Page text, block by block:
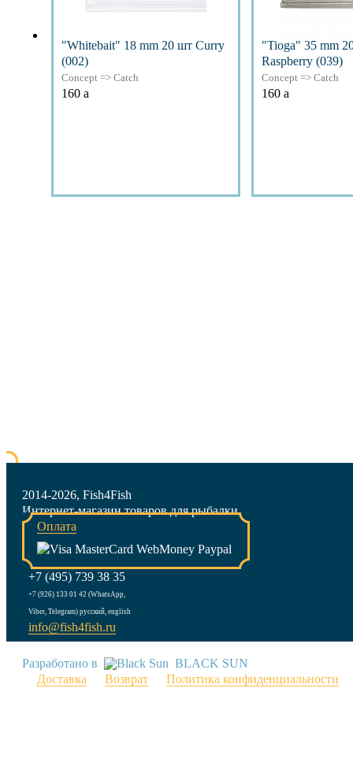
"Whitebait" 18 mm 20 шт Curry
(002)
Concept => Catch
160 a
"Tioga" 35 mm
Raspberry (039)
Concept => Catch
160 a
2014-2026, Fish4Fish
Интернет-магазин товаров для рыбалки
Оплата
+7 (495) 739 38 35
+7 (926) 133 01 42 (WhatsApp,
Viber, Telegram) русский, english
info@fish4fish.ru
Разработано в
BLACK SUN
Доставка
Возврат Политика конфиденциальности